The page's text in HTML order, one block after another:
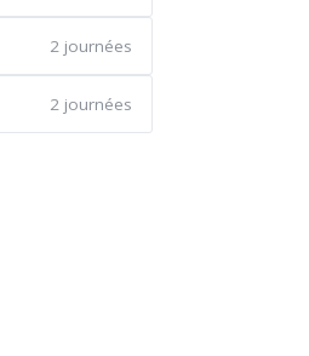
2 journées
2 journées